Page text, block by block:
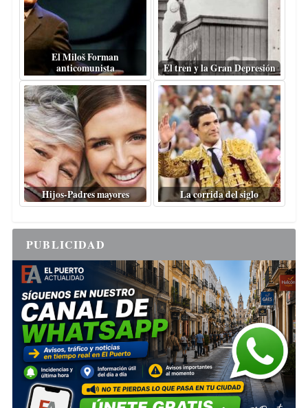
El Miloš Forman
anticomunista
El tren y la Gran Depresión
Hijos-Padres mayores La corrida del siglo
PUBLICIDAD